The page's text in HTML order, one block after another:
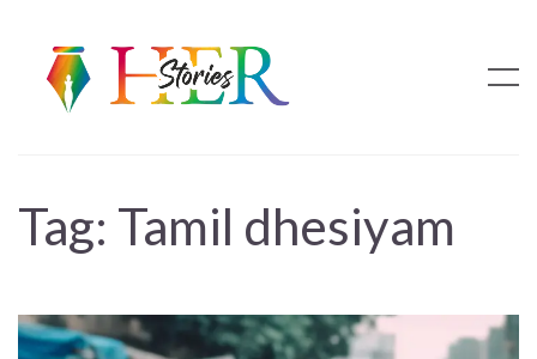
Tag: Tamil dhesiyam